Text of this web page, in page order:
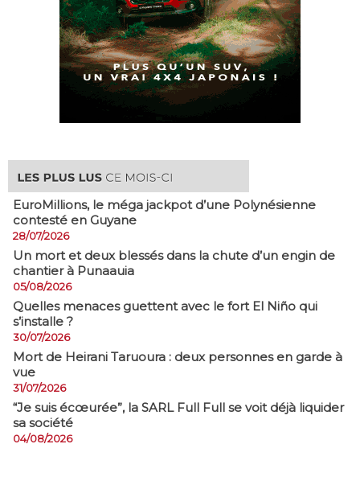
EuroMillions, ​le méga jackpot d’une Polynésienne
contesté en Guyane
28/07/2026
​Un mort et deux blessés dans la chute d’un engin de
chantier à Punaauia
05/08/2026
Quelles menaces guettent avec le fort El Niño qui
s’installe ?
30/07/2026
Mort de Heirani Taruoura : deux personnes en garde à
vue
31/07/2026
​“Je suis écœurée”, la SARL Full Full se voit déjà liquider
sa société
04/08/2026